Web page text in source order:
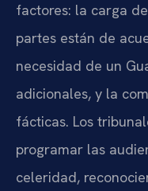
factores: la carga
partes están de
necesidad de un
adicionales, y la
fácticas. Los
programar las
celeridad,